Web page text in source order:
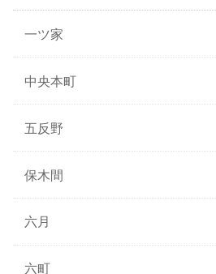
一ツ家
中央本町
五反野
保木間
六月
六町